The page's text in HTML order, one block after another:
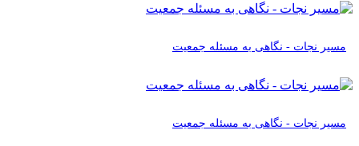
مسیر نجات - نگاهی به مسئله جمعیت
مسیر نجات - نگاهی به مسئله جمعیت